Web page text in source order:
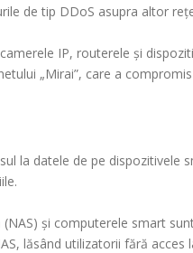
de tip DDoS asupra altor
IP, routerele și
„Mirai”, care a
la datele de pe dispozitivele
și computerele smart
lăsând utilizatorii fără acces